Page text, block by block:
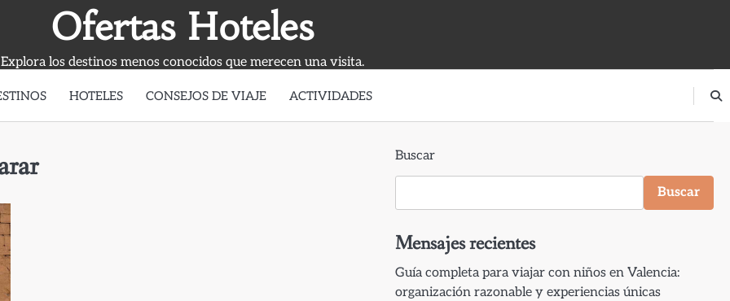
Ofertas Hoteles
Explora los destinos menos conocidos que merecen una visita.
HOTELES CONSEJOS DE VIAJE ACTIVIDADES
Buscar
Buscar
Mensajes recientes
Guía completa para viajar con niños en Valencia:
organización razonable y experiencias únicas